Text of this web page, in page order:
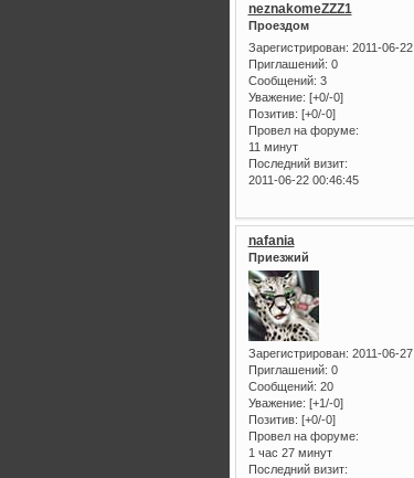
neznakomeZZZ1
Проездом
Зарегистрирован: 2011-06-22
Приглашений: 0
Сообщений: 3
Уважение: [+0/-0]
Позитив: [+0/-0]
Провел на форуме:
11 минут
Последний визит:
2011-06-22 00:46:45
nafania
Приезжий
Зарегистрирован: 2011-06-27
Приглашений: 0
Сообщений: 20
Уважение: [+1/-0]
Позитив: [+0/-0]
Провел на форуме:
1 час 27 минут
Последний визит: